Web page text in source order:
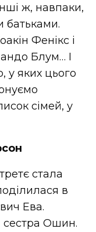
ж, навпаки,
батьками.
Фенікс і
Блум… І
у яких цього
сімей, у
стала
в
Ева.
сестра Ошин.